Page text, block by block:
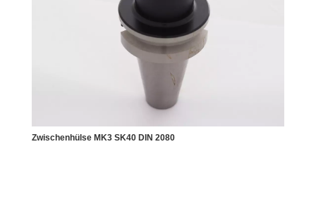
Zwischenhülse MK3 SK40 DIN 2080